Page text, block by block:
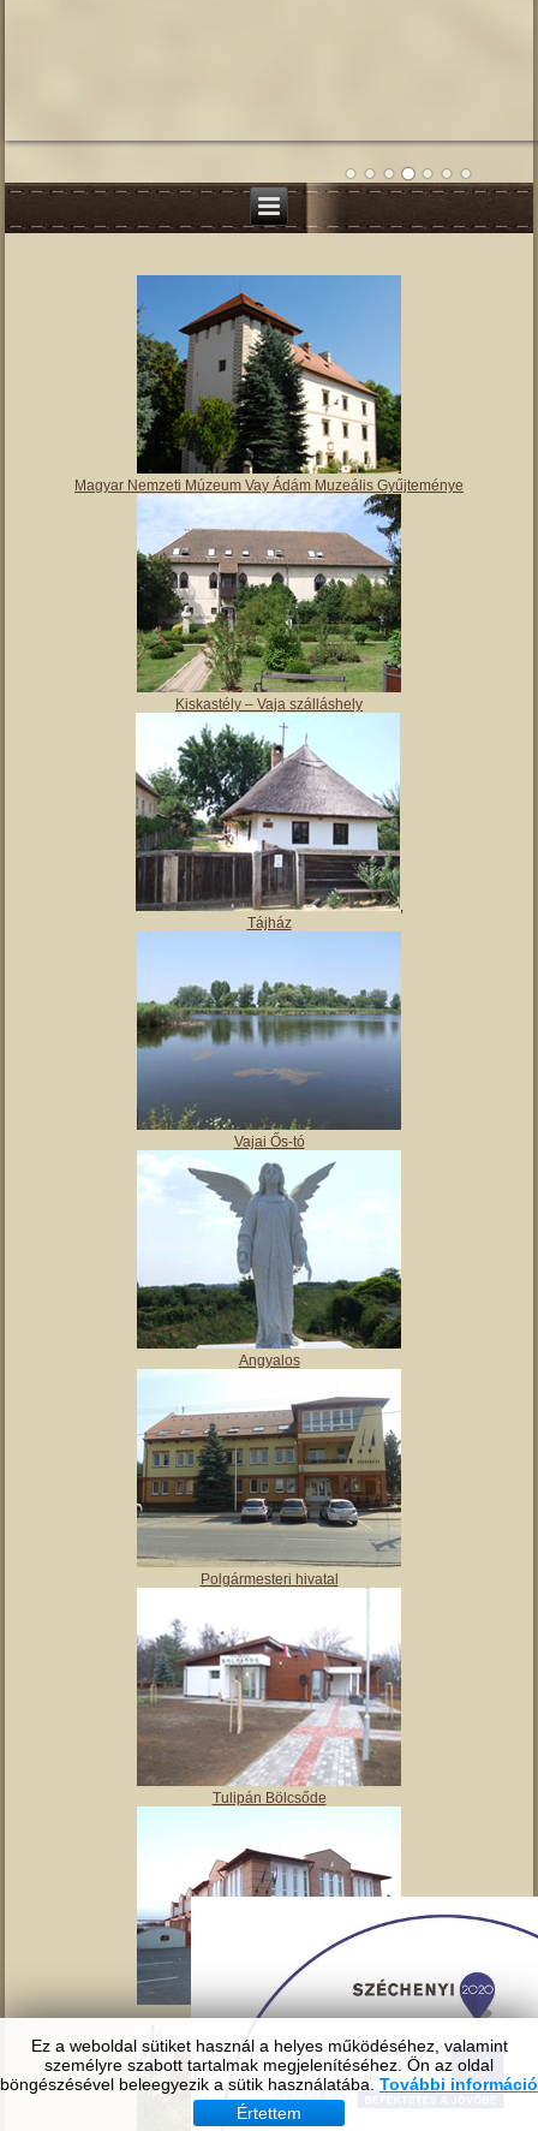
Ez a weboldal sütiket használ a helyes működéséhez, valamint
személyre szabott tartalmak megjelenítéséhez. Ön az oldal
böngészésével beleegyezik a sütik használatába. További információ
Értettem
Magyar Nemzeti Múzeum Vay Ádám Muzeális Gyűjteménye
Kiskastély – Vaja szálláshely
Vajai Ős-tó
Angyalos
Polgármesteri hivatal
Tulipán Bölcsőde